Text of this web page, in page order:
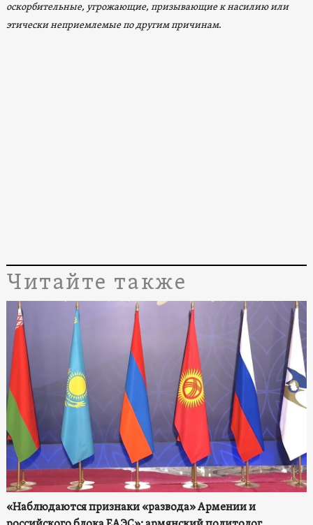
оскорбительные, угрожающие, призывающие к насилию или
этически неприемлемые по другим причинам.
Читайте также
«Наблюдаются признаки «развода» Армении и